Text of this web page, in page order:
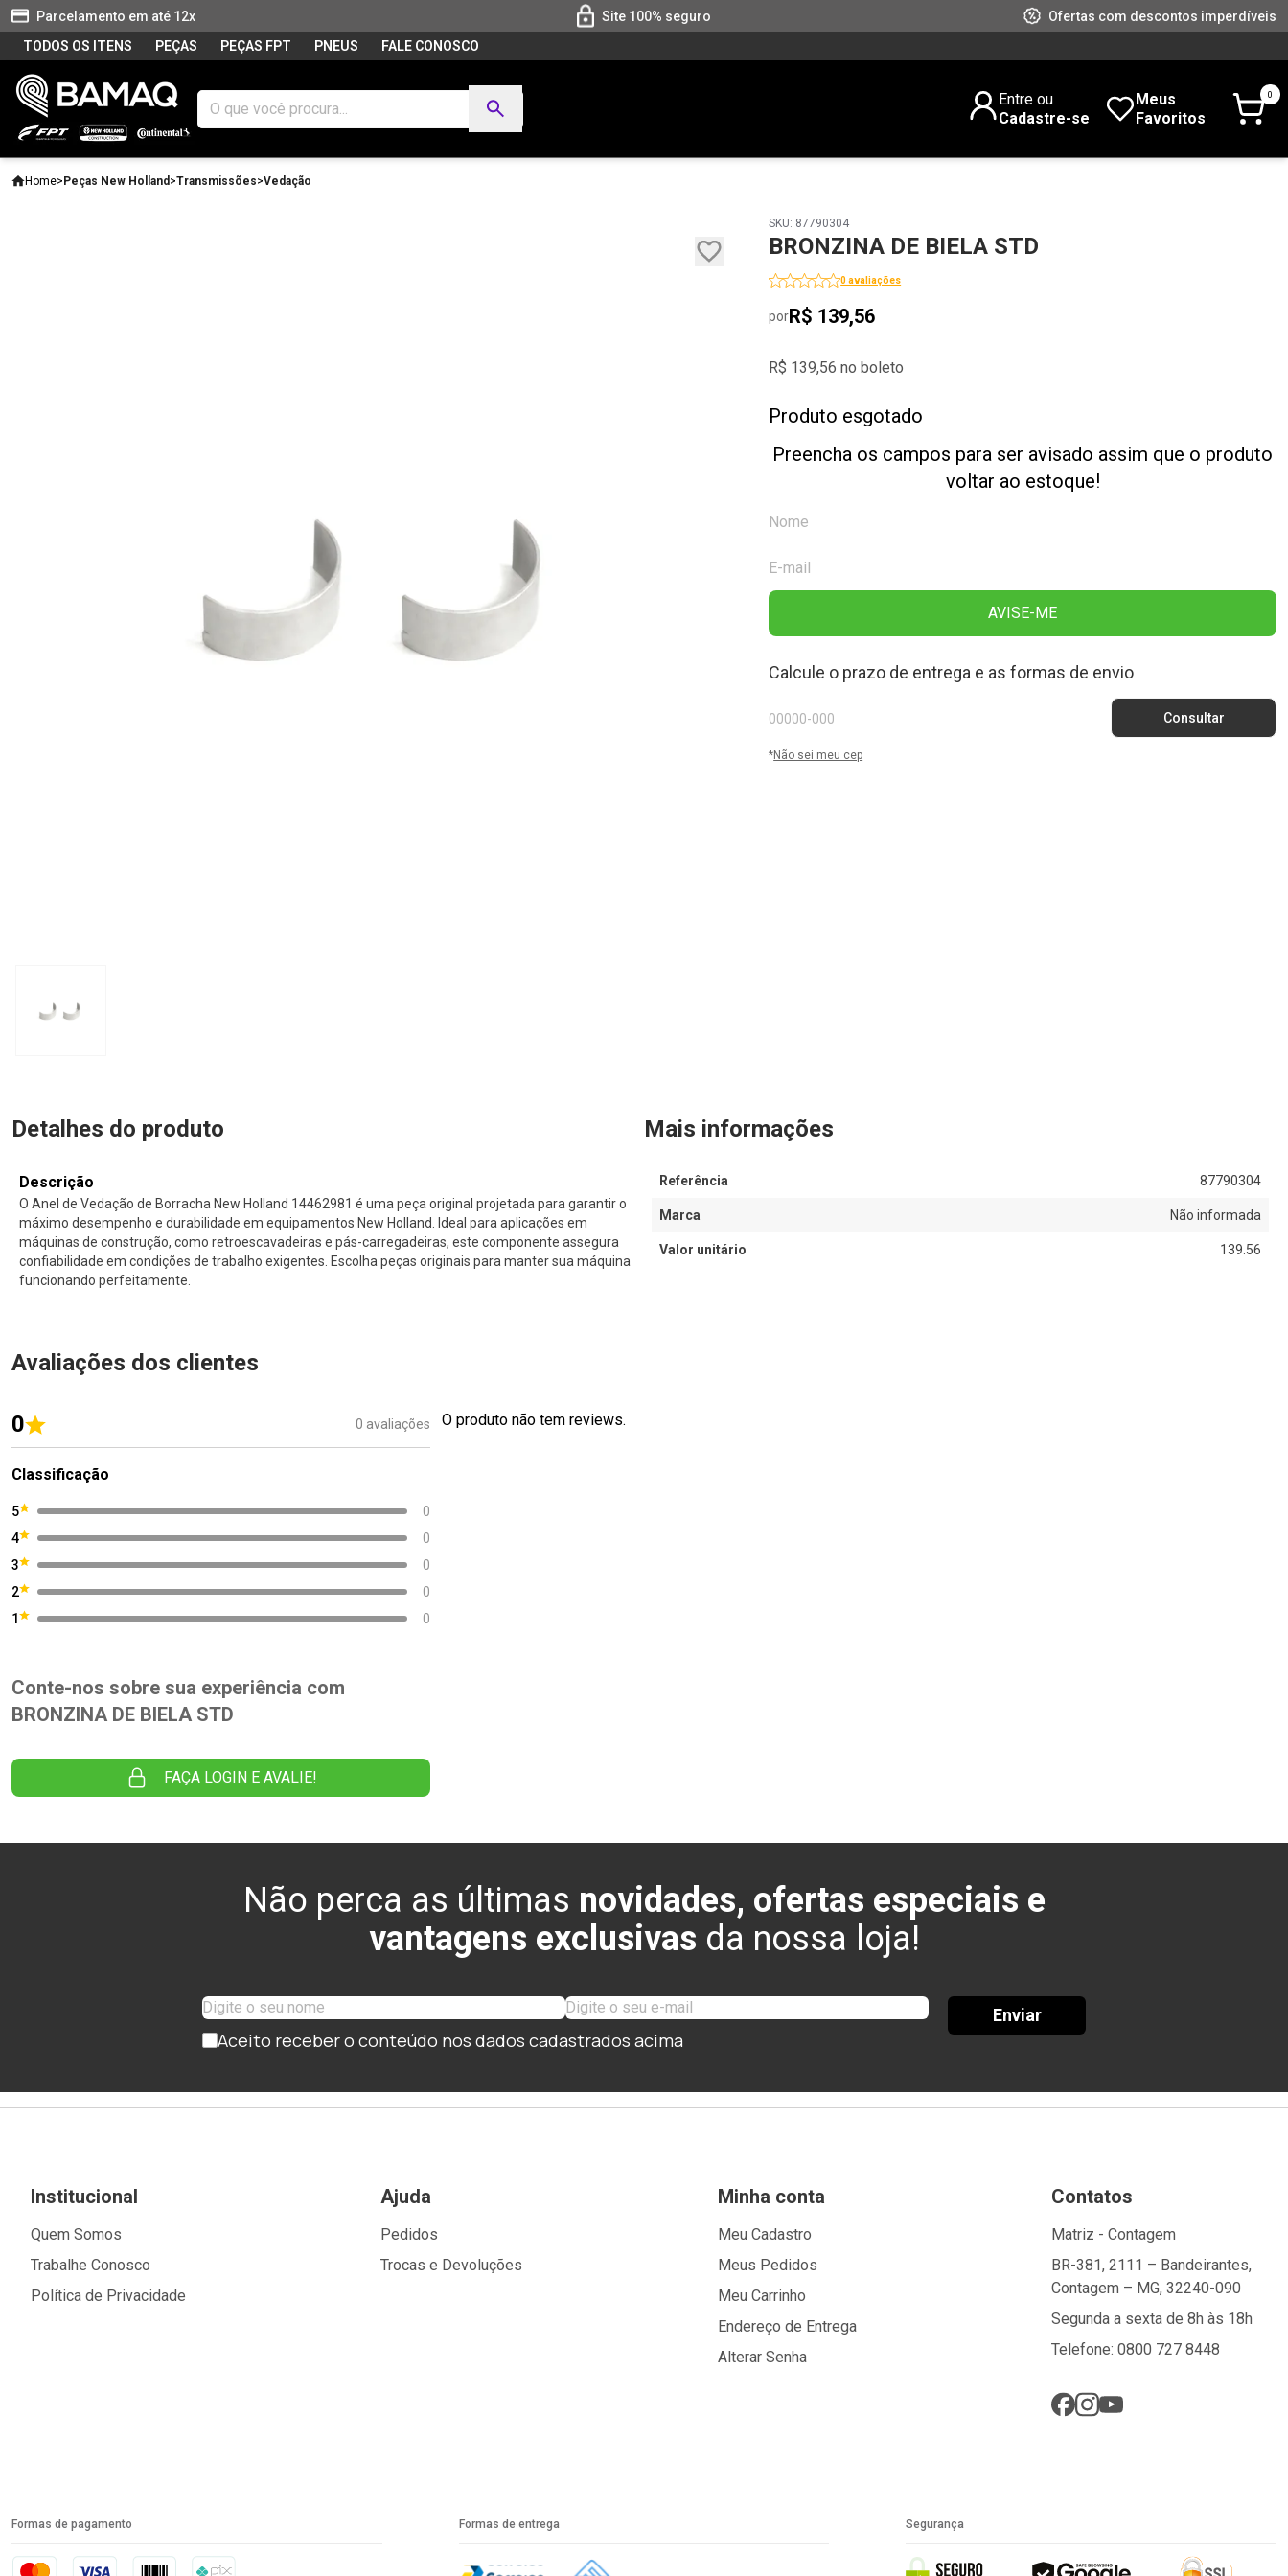
Parcelamento em até 12x Site 100% seguro
Ofertas com descontos imperdíveis
TODOS OS ITENS
PEÇAS PEÇAS FPT PNEUS FALE CONOSCO
Entre ou
Cadastre-se
Meus
Favoritos
0
Home> Peças New Holland >Transmissões>Vedação
SKU: 87790304
BRONZINA DE BIELA STD
0 avaliações
porR$ 139,56
R$ 139,56 no boleto
Produto esgotado
Preencha os campos para ser avisado assim que o produto
voltar ao estoque!
AVISE-ME
Calcule o prazo de entrega e as formas de envio
*Não sei meu cep
Detalhes do produto
Descrição
O Anel de Vedação de Borracha New Holland 14462981 é uma peça original projetada para garantir o
máximo desempenho e durabilidade em equipamentos New Holland. Ideal para aplicações em
máquinas de construção, como retroescavadeiras e pás-carregadeiras, este componente assegura
confiabilidade em condições de trabalho exigentes. Escolha peças originais para manter sua máquina
funcionando perfeitamente.
Mais informações
Referência 87790304
Marca Não informada
Valor unitário 139.56
Avaliações dos clientes
0 0 avaliações
Classificação
5
0
4
0
3
0
2
0
1
0
Conte-nos sobre sua experiência com
BRONZINA DE BIELA STD
FAÇA LOGIN E AVALIE!
O produto não tem reviews.
Não perca as últimas novidades, ofertas especiais e
vantagens exclusivas da nossa loja!
Aceito receber o conteúdo nos dados cadastrados acima
Enviar
Institucional
Quem Somos
Trabalhe Conosco
Política de Privacidade
Ajuda
Pedidos
Trocas e Devoluções
Minha conta
Meu Cadastro
Meus Pedidos
Meu Carrinho
Endereço de Entrega
Alterar Senha
Contatos
Matriz - Contagem
BR-381, 2111 – Bandeirantes,
Contagem – MG, 32240-090
Segunda a sexta de 8h às 18h
Telefone: 0800 727 8448
Formas de pagamento Formas de entrega Segurança